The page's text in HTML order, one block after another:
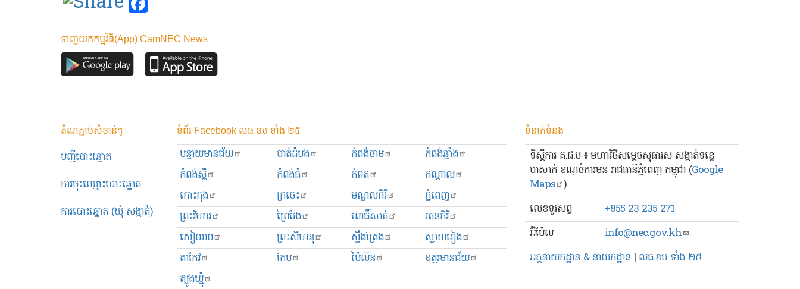
ទាញយកកម្មវិធី(App) CamNEC News
តំណភ្ជាប់សំខាន់ៗ
បញ្ជីបោះឆ្នោត
ការចុះឈ្មោះបោះឆ្នោត
ការបោះឆ្នោត (ឃុំ សង្កាត់)
ទំព័រ Facebook លធ.ខប ទាំង ២៥
បន្ទាយមានជ័យ បាត់ដំបង កំពង់ចាម
កំពង់ឆ្នាំង
កំពង់ស្ពឺ
កំពង់ធំ កំពត
កណ្ដាល
កោះកុង
ក្រចេះ មណ្ឌលគិរី
ភ្នំពេញ
ព្រះ​វិហារ
ព្រៃវែង ពោធិ៍សាត់
រតនគិរី
សៀមរាប
ព្រះសីហនុ ស្ទឹងត្រែង
ស្វាយរៀង
តាកែវ
កែប ប៉ៃលិន
ឧត្ដរមានជ័យ
ត្បូងឃ្មុំ
ទំនាក់ទំនង
ទីស្ដីការ គ.ជ.ប ៖ មហាវិថីសម្ដេចសុធារស សង្កាត់ទន្លេ
បាសាក់ ខណ្ឌចំការមន រាជធានីភ្នំពេញ កម្ពុជា (Google
Maps )
លេខ​ទូរសព្ទ
+855 23 235 271
អ៊ីម៉ែល
info@nec.gov.kh
អគ្គនាយកដ្ឋាន & នាយកដ្ឋាន | លធ.ខប ទាំង ២៥